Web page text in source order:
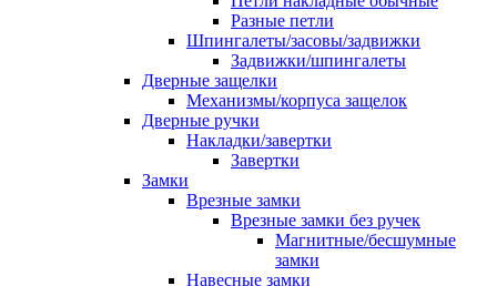
Разные петли
Шпингалеты/засовы/задвижки
Задвижки/шпингалеты
Дверные защелки
Механизмы/корпуса защелок
Дверные ручки
Накладки/завертки
Завертки
Замки
Врезные замки
Врезные замки без ручек
Магнитные/бесшумные
замки
Навесные замки